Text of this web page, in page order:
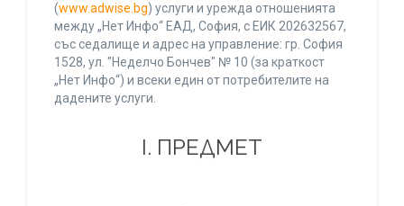
(www.adwise.bg) услуги и урежда отношенията
между „Нет Инфо“ ЕАД, София, с ЕИК 202632567,
със седалище и адрес на управление: гр. София
1528, ул. "Неделчо Бончев" № 10 (за краткост
„Нет Инфо“) и всеки един от потребителите на
дадените услуги.
І. ПРЕДМЕТ